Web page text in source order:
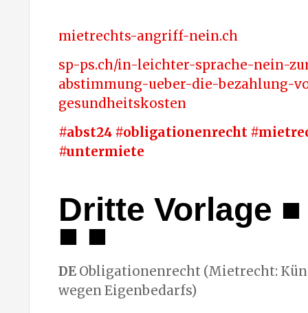
mietrechts-angriff-nein.ch
sp-ps.ch/in-leichter-sprache-nein-
abstimmung-ueber-die-bezahlung-
gesundheitskosten
#abst24 #obligationenrecht
#untermiete
Dritte Vorlage
■ ■
DE Obligationenrecht (Mietrecht:
wegen Eigenbedarfs)